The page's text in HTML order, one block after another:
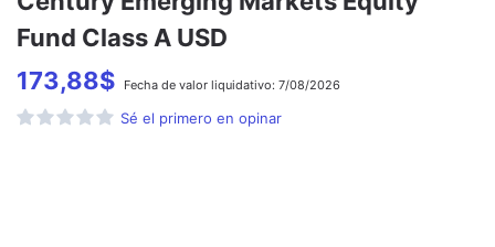
Fund Class A USD
173,88$ Fecha de valor liquidativo: 7/08/2026
Sé el primero en opinar